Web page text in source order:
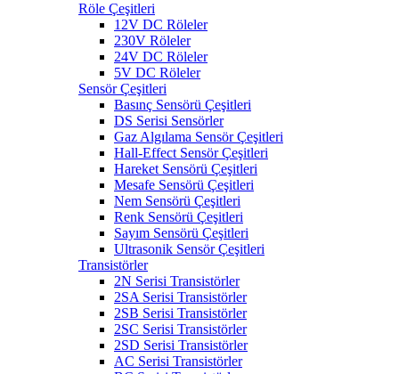
Röle Çeşitleri
12V DC Röleler
230V Röleler
24V DC Röleler
5V DC Röleler
Sensör Çeşitleri
Basınç Sensörü Çeşitleri
DS Serisi Sensörler
Gaz Algılama Sensör Çeşitleri
Hall-Effect Sensör Çeşitleri
Hareket Sensörü Çeşitleri
Mesafe Sensörü Çeşitleri
Nem Sensörü Çeşitleri
Renk Sensörü Çeşitleri
Sayım Sensörü Çeşitleri
Ultrasonik Sensör Çeşitleri
Transistörler
2N Serisi Transistörler
2SA Serisi Transistörler
2SB Serisi Transistörler
2SC Serisi Transistörler
2SD Serisi Transistörler
AC Serisi Transistörler